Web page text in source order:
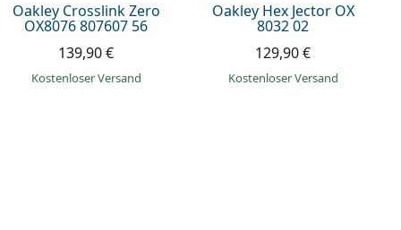
Oakley Crosslink Zero
OX8076 807607 56
139,90 €
Kostenloser Versand
Oakley Hex Jector OX
8032 02
129,90 €
Kostenloser Versand